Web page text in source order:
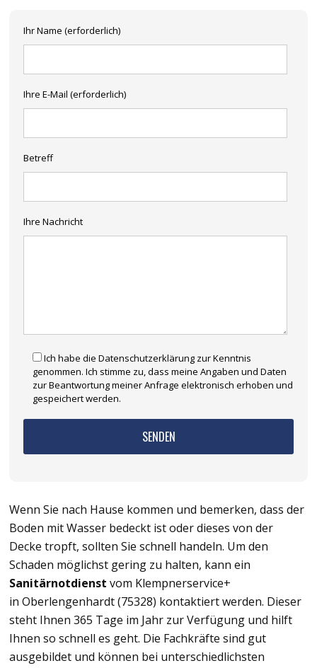
Ihr Name (erforderlich)
Ihre E-Mail (erforderlich)
Betreff
Ihre Nachricht
Ich habe die Datenschutzerklärung zur Kenntnis
genommen. Ich stimme zu, dass meine Angaben und Daten
zur Beantwortung meiner Anfrage elektronisch erhoben und
gespeichert werden.
Wenn Sie nach Hause kommen und bemerken, dass der
Boden mit Wasser bedeckt ist oder dieses von der
Decke tropft, sollten Sie schnell handeln. Um den
Schaden möglichst gering zu halten, kann ein
Sanitärnotdienst vom Klempnerservice+
in Oberlengenhardt (75328) kontaktiert werden. Dieser
steht Ihnen 365 Tage im Jahr zur Verfügung und hilft
Ihnen so schnell es geht. Die Fachkräfte sind gut
ausgebildet und können bei unterschiedlichsten